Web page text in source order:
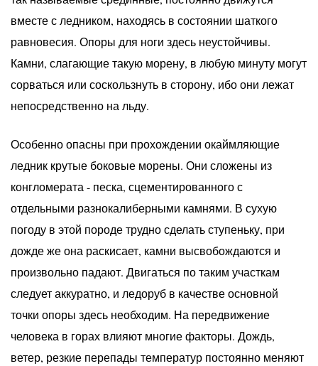
вместе с ледником, находясь в состоянии шаткого
равновесия. Опоры для ноги здесь неустойчивы.
Камни, слагающие такую морену, в любую минуту могут
сорваться или соскользнуть в сторону, ибо они лежат
непосредственно на льду.
Особенно опасны при прохождении окаймляющие
ледник крутые боковые морены. Они сложены из
конгломерата - песка, сцементированного с
отдельными разнокалиберными камнями. В сухую
погоду в этой породе трудно сделать ступеньку, при
дожде же она раскисает, камни высвобождаются и
произвольно падают. Двигаться по таким участкам
следует аккуратно, и ледоруб в качестве основной
точки опоры здесь необходим. На передвижение
человека в горах влияют многие факторы. Дождь,
ветер, резкие перепады температур постоянно меняют